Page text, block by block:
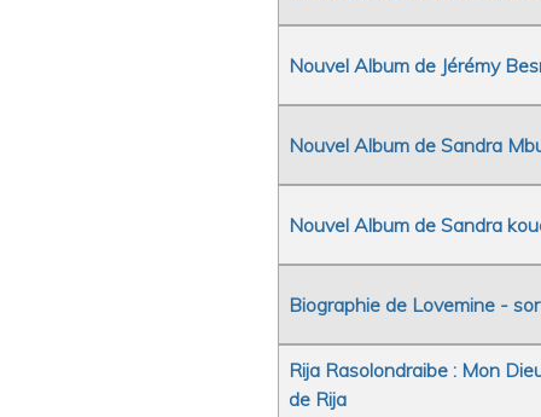
Nouvel Album de Jérémy
Nouvel Album de Sandra
Nouvel Album de Sandra
Biographie de Lovemine -
Rija Rasolondraibe : Mon
de Rija